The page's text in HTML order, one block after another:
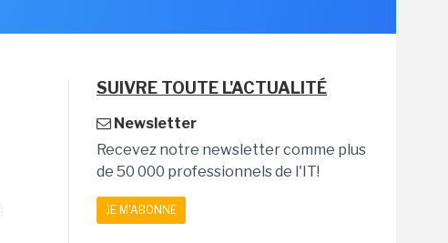
SUIVRE TOUTE L'ACTUALITÉ
Newsletter
Recevez notre newsletter comme plus
de 50 000 professionnels de l'IT!
JE M'ABONNE